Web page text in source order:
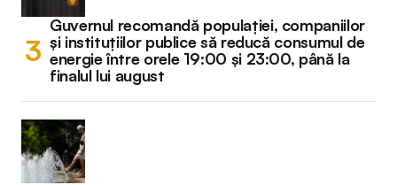
Guvernul recomandă populației, companiilor
și instituțiilor publice să reducă consumul de
energie între orele 19:00 și 23:00, până la
finalul lui august